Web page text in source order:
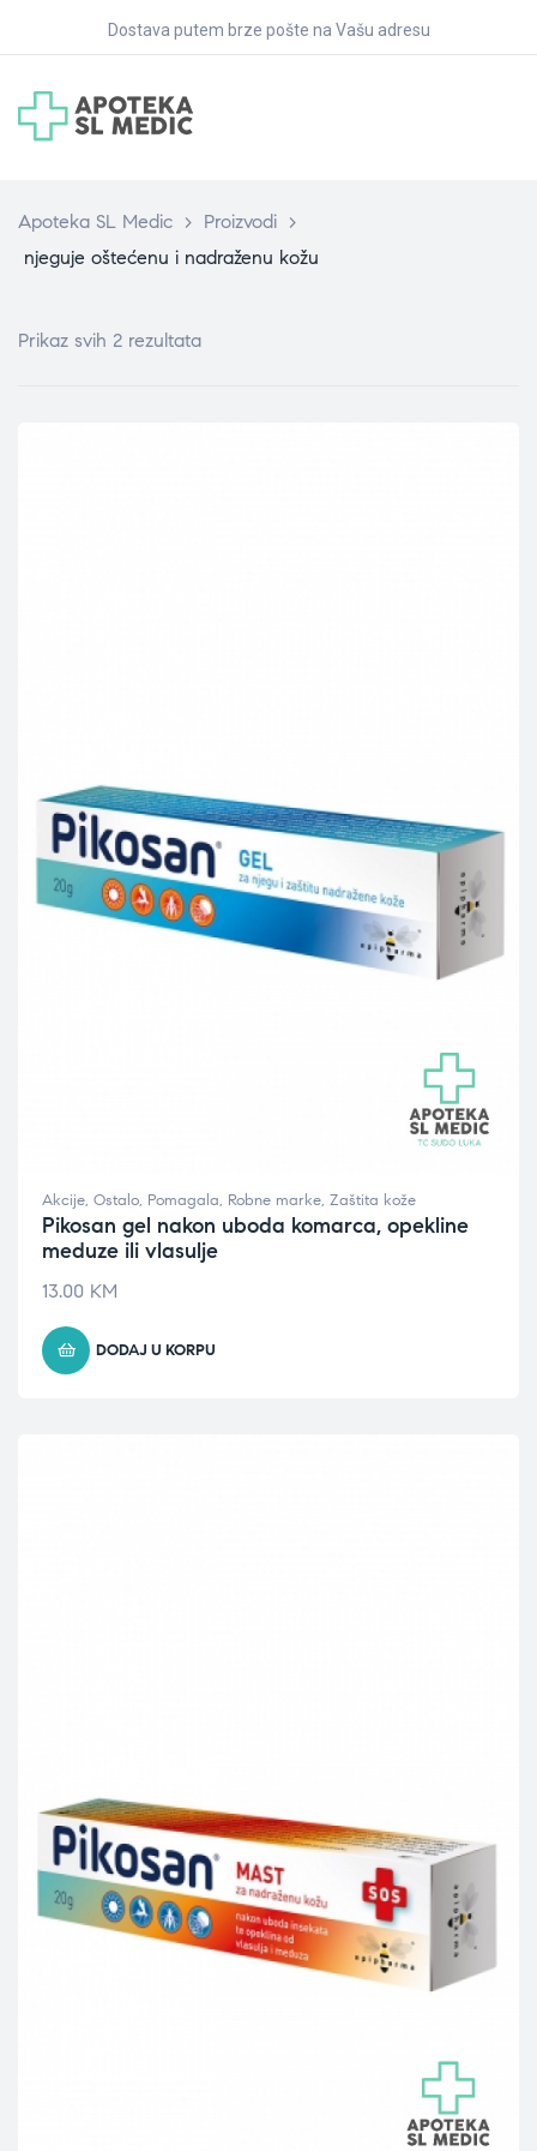
Dostava putem brze pošte na Vašu adresu
Apoteka SL Medic > Proizvodi >
njeguje oštećenu i nadraženu kožu
Prikaz svih 2 rezultata
Akcije, Ostalo, Pomagala, Robne marke, Zaštita kože
Pikosan gel nakon uboda komarca, opekline
meduze ili vlasulje
13.00 KM
DODAJ U KORPU